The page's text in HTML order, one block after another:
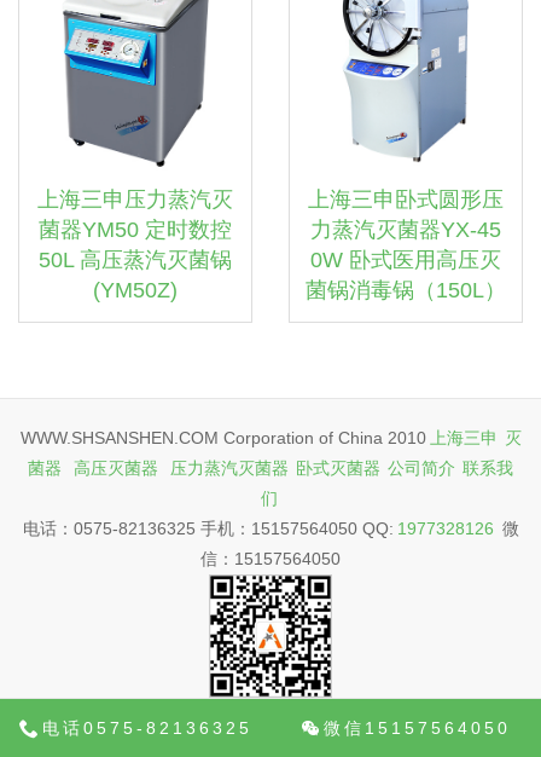
上海三申压力蒸汽灭
菌器YM50 定时数控
50L 高压蒸汽灭菌锅
(YM50Z)
上海三申卧式圆形压
力蒸汽灭菌器YX-45
0W 卧式医用高压灭
菌锅消毒锅（150L）
WWW.SHSANSHEN.COM Corporation of China 2010 上海三申
灭
菌器
高压灭菌器 压力蒸汽灭菌器 卧式灭菌器 公司简介 联系我
们
电话：0575-82136325 手机：15157564050 QQ: 1977328126 微
信：15157564050
电话0575-82136325 微信15157564050